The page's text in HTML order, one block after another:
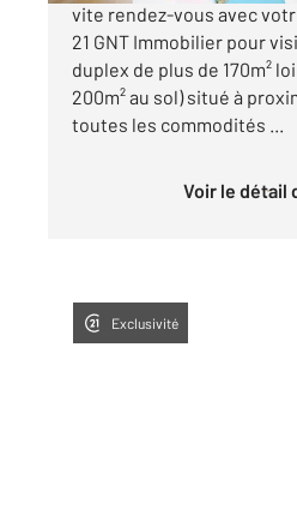
vite rendez-vous avec
21 GNT Immobilier pour
duplex de plus de 170m²
200m² au sol) situé à
toutes les commodités ...
Voir le détail
Exclusivité